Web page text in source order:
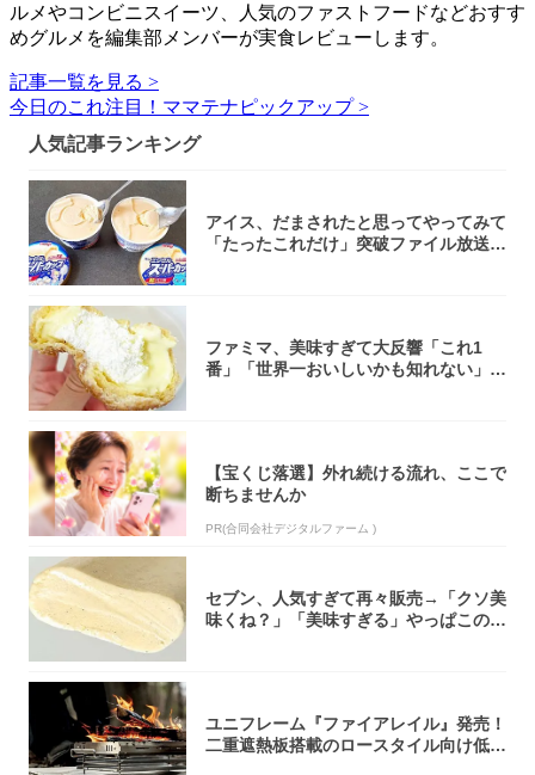
ルメやコンビニスイーツ、人気のファストフードなどおすす
めグルメを編集部メンバーが実食レビューします。
記事一覧を見る >
今日のこれ注目！ママテナピックアップ >
人気記事ランキング
アイス、だまされたと思ってやってみて
「たったこれだけ」突破ファイル放送で
ファミマ、美味すぎて大反響「これ1
番」「世界一おいしいかも知れない」
【宝くじ落選】外れ続ける流れ、ここで
断ちませんか
PR(合同会社デジタルファーム )
セブン、人気すぎて再々販売→「クソ美
味くね？」「美味すぎる」やっぱこのク
ユニフレーム『ファイアレイル』発売！
二重遮熱板搭載のロースタイル向け低型